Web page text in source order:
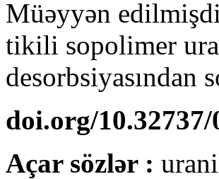
Müəyyən
tikili sopolimer
desorbsiyasından
doi.org/10.32737/
Açar sözlər :